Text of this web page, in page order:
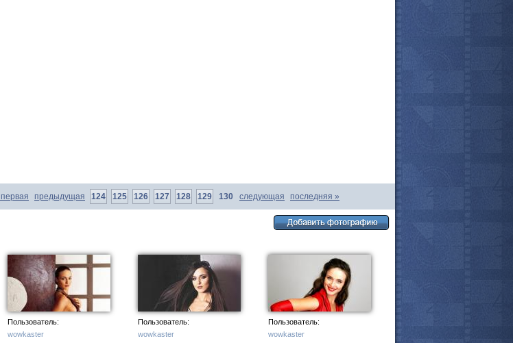
первая предыдущая 124 125 126 127 128 129 130 следующая последняя »
Пользователь:
wowkaster
Пользователь:
wowkaster
Пользователь:
wowkaster
все актёры